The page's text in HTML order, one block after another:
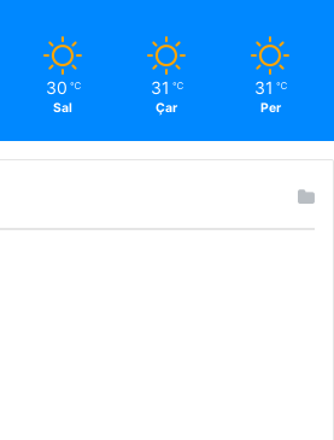
30 ℃
Sal
31 ℃
Çar
31 ℃
Per